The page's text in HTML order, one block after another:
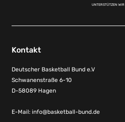
UNTERSTÜTZEN WIR
Kontakt
Deutscher Basketball Bund e.V
Schwanenstraße 6-10
D-58089 Hagen
E-Mail: info@basketball-bund.de